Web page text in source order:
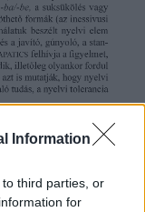
Information
third parties, or
for